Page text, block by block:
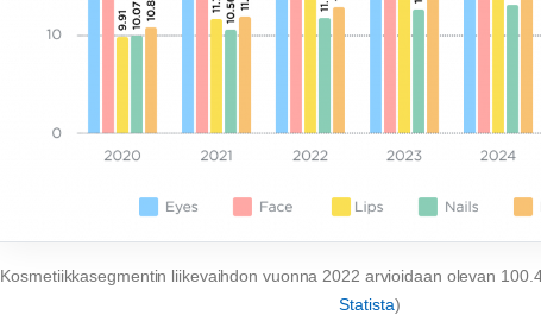
Kosmetiikkasegmentin liikevaihdon vuonna 2022 arvioidaan olevan
Statista)